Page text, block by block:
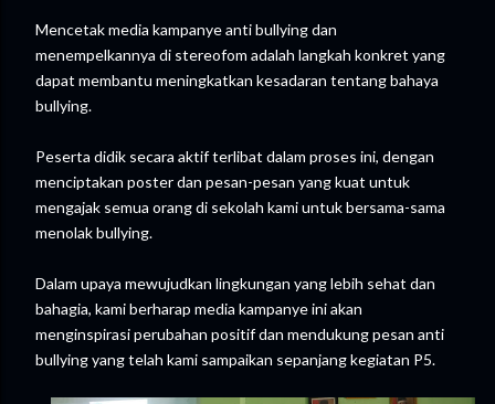
Mencetak media kampanye anti bullying dan
menempelkannya di stereofom adalah langkah konkret yang
dapat membantu meningkatkan kesadaran tentang bahaya
bullying.
Peserta didik secara aktif terlibat dalam proses ini, dengan
menciptakan poster dan pesan-pesan yang kuat untuk
mengajak semua orang di sekolah kami untuk bersama-sama
menolak bullying.
Dalam upaya mewujudkan lingkungan yang lebih sehat dan
bahagia, kami berharap media kampanye ini akan
menginspirasi perubahan positif dan mendukung pesan anti
bullying yang telah kami sampaikan sepanjang kegiatan P5.